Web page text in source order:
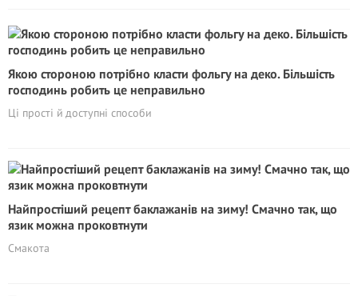
Якою стороною потрібно класти фольгу на деко. Більшість
господинь робить це неправильно
Ці прості й доступні способи
Найпростіший рецепт баклажанів на зиму! Смачно так, що
язик можна проковтнути
Смакота